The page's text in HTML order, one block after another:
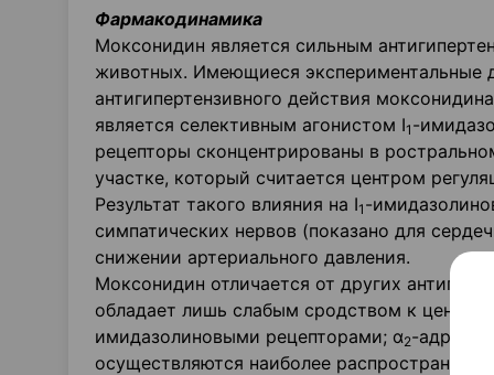
Фармакодинамика
Моксонидин является сильным
животных. Имеющиеся экспериментальные
антигипертензивного действия
является селективным агонистом I1 -
рецепторы сконцентрированы в
участке, который считается центром
Результат такого влияния на I1 -
симпатических нервов (показано для
снижении артериального давления.
Моксонидин отличается от других
обладает лишь слабым сродством к
имидазолиновыми рецепторами; α2-
осуществляются наиболее